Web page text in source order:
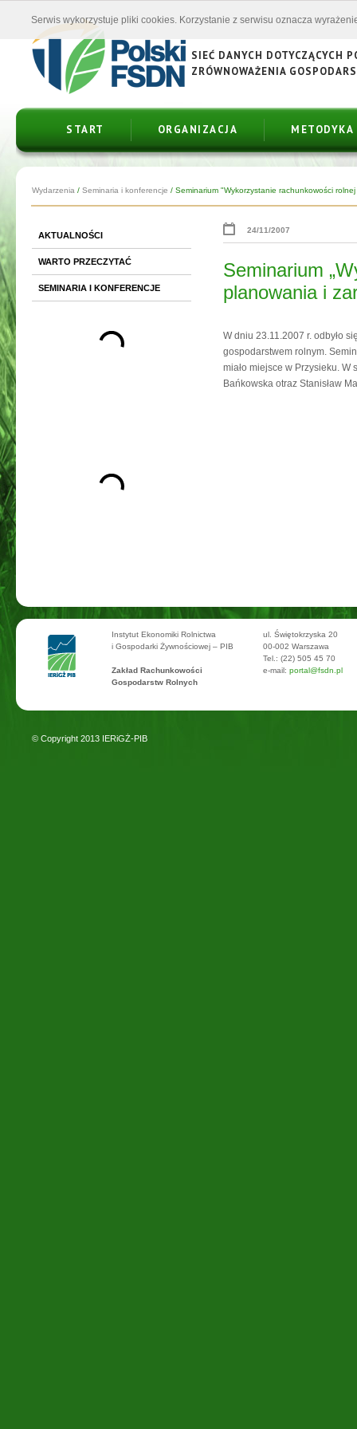
SIEĆ DANYCH DOTYCZĄCYCH
ZRÓWNOWAŻENIA
START ORGANIZACJA METODYKA
Wydarzenia / Seminaria i konferencje / Seminarium "Wykorzystanie rachunkowości
AKTUALNOŚCI
WARTO PRZECZYTAĆ
SEMINARIA I KONFERENCJE
24/11/2007
Seminarium
planowania i
W dniu 23.11.2007 r. odbyło
gospodarstwem rolnym.
miało miejsce w Przysieku.
Bańkowska otraz Stanisław
Instytut Ekonomiki Rolnictwa
i Gospodarki Żywnościowej – PIB
Zakład Rachunkowości
Gospodarstw Rolnych
ul. Świętokrzyska 20
00-002 Warszawa
Tel.: (22) 505 45 70
e-mail: portal@fsdn.pl
© Copyright 2013 IERiGŻ-PIB
Serwis wykorzystuje pliki cookies. Korzystanie z serwisu oznacza